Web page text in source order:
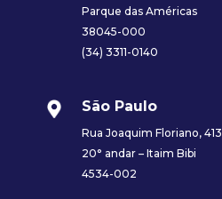
Parque das Américas
38045-000
(34) 3311-0140
São Paulo
Rua Joaquim Floriano, 413
20° andar – Itaim Bibi
4534-002